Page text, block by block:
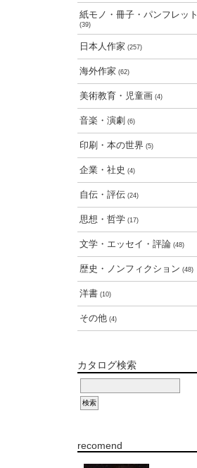
紙モノ・冊子・パンフレット
(39)
日本人作家 (257)
海外作家 (62)
美術教育・児童画 (4)
音楽・演劇 (6)
印刷・本の世界 (5)
企業・社史 (4)
自伝・評伝 (24)
思想・哲学 (17)
文学・エッセイ・評論 (48)
歴史・ノンフィクション (48)
洋書 (10)
その他 (4)
カタログ検索
recomend